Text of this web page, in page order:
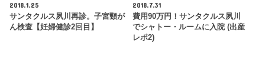
2018.1.25
サンタクルス夙川再診。子宮頸が
ん検査【妊婦健診2回目】
2018.7.31
費用90万円！サンタクルス夙川
でシャトー・ルームに入院 (出産
レポ2)